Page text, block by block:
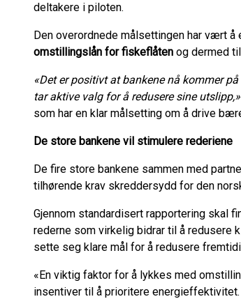
deltakere i piloten.
Den overordnede målsettingen har vært å
omstillingslån for fiskeflåten og dermed
«Det er positivt at bankene nå kommer
tar aktive valg for å redusere sine utslipp,»
som har en klar målsetting om å drive
De store bankene vil stimulere rederiene
De fire store bankene sammen med
tilhørende krav skreddersydd for den
Gjennom standardisert rapportering skal
rederne som virkelig bidrar til å redusere
sette seg klare mål for å redusere
«En viktig faktor for å lykkes med
insentiver til å prioritere